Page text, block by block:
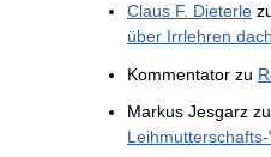
Claus F. Dieterle
über Irrlehren
Kommentator zu
Markus Jesgarz zu